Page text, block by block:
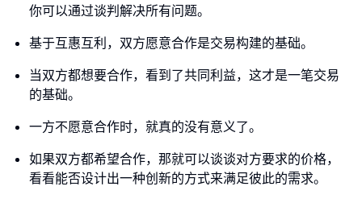
你可以通过谈判解决所有问题。
基于互惠互利，双方愿意合作是交易构建的基础。
当双方都想要合作，看到了共同利益，这才是一笔交易
的基础。
一方不愿意合作时，就真的没有意义了。
如果双方都希望合作，那就可以谈谈对方要求的价格，
看看能否设计出一种创新的方式来满足彼此的需求。